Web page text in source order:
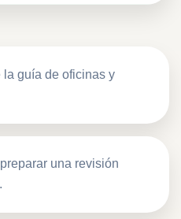
la guía de oficinas y
una revisión